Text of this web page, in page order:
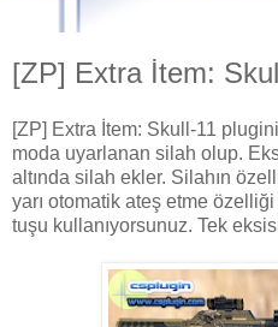
[ZP] Extra İtem:
[ZP] Extra İtem: Skull-11
moda uyarlanan silah olup.
altında silah ekler. Silahın
yarı otomatik ateş etme
tuşu kullanıyorsunuz. Tek